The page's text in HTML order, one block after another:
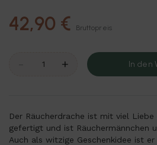
42,90 € Bruttopreis
+ In den
Der Räucherdrache ist mit viel
gefertigt und ist Räuchermännchen
Auch als witzige Geschenkidee ist